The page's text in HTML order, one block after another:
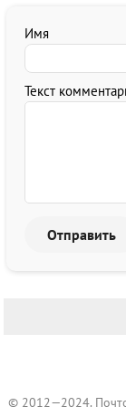
Имя
Текст
© 2012—2024.